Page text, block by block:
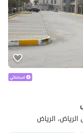
الرياض